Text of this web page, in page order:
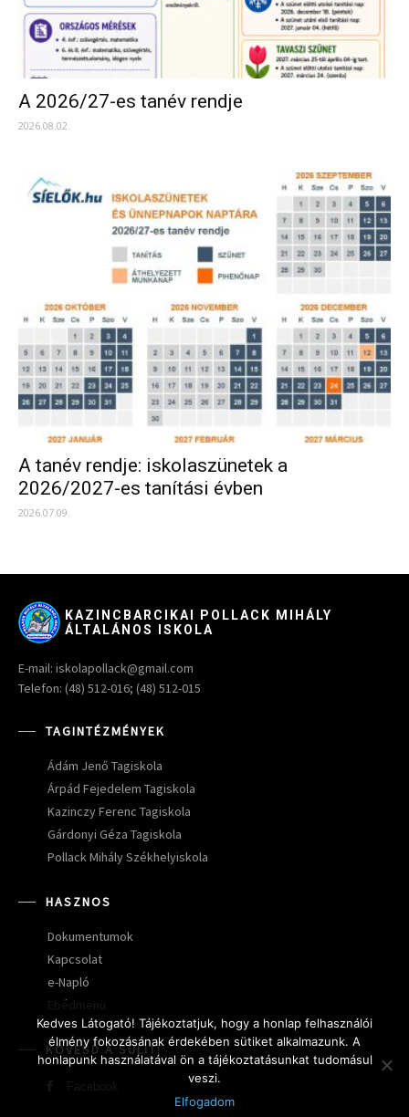
A 2026/27-es tanév rendje
2026.08.02.
A tanév rendje: iskolaszünetek a
2026/2027-es tanítási évben
2026.07.09.
KAZINCBARCIKAI POLLACK MIHÁLY
ÁLTALÁNOS ISKOLA
E-mail: iskolapollack@gmail.com
Telefon: (48) 512-016; (48) 512-015
TAGINTÉZMÉNYEK
Ádám Jenő Tagiskola
Árpád Fejedelem Tagiskola
Kazinczy Ferenc Tagiskola
Gárdonyi Géza Tagiskola
Pollack Mihály Székhelyiskola
HASZNOS
Dokumentumok
Kapcsolat
e-Napló
Ebédmenü
KÖVESD A SULIT!
Kedves Látogató! Tájékoztatjuk, hogy a honlap felhasználói
élmény fokozásának érdekében sütiket alkalmazunk. A
honlapunk használatával ön a tájékoztatásunkat tudomásul
veszi.
Elfogadom